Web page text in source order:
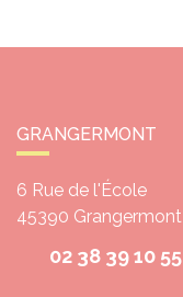
GRANGERMONT
6 Rue de l'École
45390 Grangermont
02 38 39 10 55